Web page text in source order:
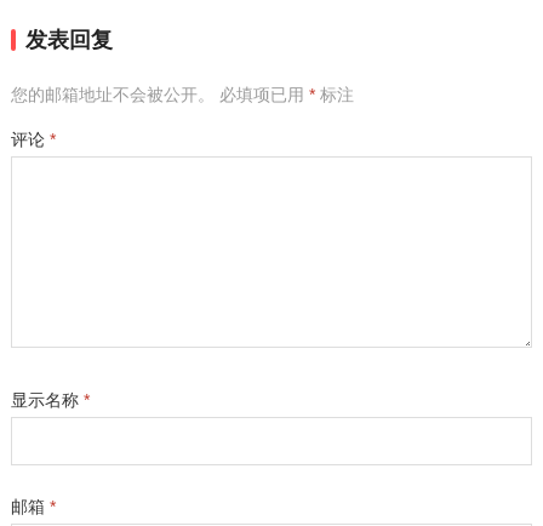
发表回复
您的邮箱地址不会被公开。 必填项已用 *标注
评论 *
显示名称 *
邮箱 *